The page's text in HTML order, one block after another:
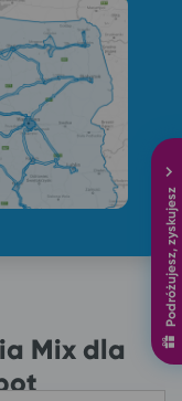
Podróżujesz, zyskujesz
Mix dla